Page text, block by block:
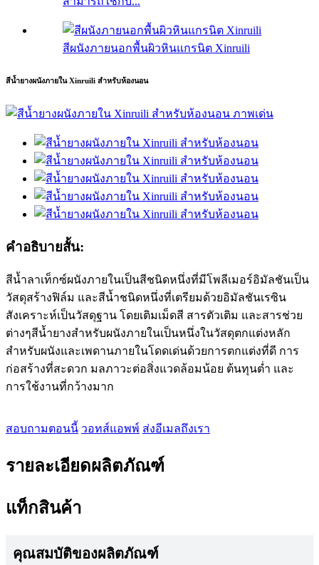
สีผนังภายนอกพื้นผิวหินแกรนิต Xinruili
สีน้ำยางผนังภายใน Xinruili สำหรับห้องนอน
คำอธิบายสั้น:
สีน้ำลาเท็กซ์ผนังภายในเป็นสีชนิดหนึ่งที่มีโพลีเมอร์อิมัลชันเป็น
วัสดุสร้างฟิล์ม และสีน้ำชนิดหนึ่งที่เตรียมด้วยอิมัลชันเรซิน
สังเคราะห์เป็นวัสดุฐาน โดยเติมเม็ดสี สารตัวเติม และสารช่วย
ต่างๆสีน้ำยางสำหรับผนังภายในเป็นหนึ่งในวัสดุตกแต่งหลัก
สำหรับผนังและเพดานภายในโดดเด่นด้วยการตกแต่งที่ดี การ
ก่อสร้างที่สะดวก มลภาวะต่อสิ่งแวดล้อมน้อย ต้นทุนต่ำ และ
การใช้งานที่กว้างมาก
สอบถามตอนนี้ วอทส์แอพพ์ ส่งอีเมลถึงเรา
รายละเอียดผลิตภัณฑ์
แท็กสินค้า
คุณสมบัติของผลิตภัณฑ์